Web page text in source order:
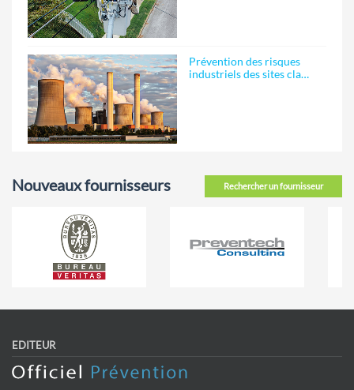
Prévention des risques
industriels des sites cla…
Rechercher un fournisseur
Nouveaux fournisseurs
EDITEUR